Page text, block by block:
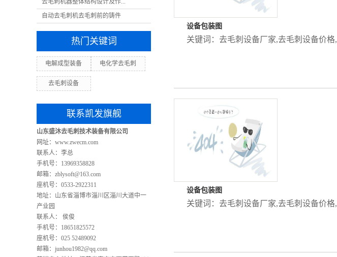
去毛刺机器整体结构设计及作...
自动去毛刺机去毛刺前的铸件
热门关键词
电解成型装备 电化学去毛刺
去毛刺设备
联系凯发旗舰
山东盛沐去毛刺技术装备有限公司
网址：www.zwecm.com
联系人：李总
手机号：13969358828
邮箱： zblysoft@163.com
座机号：0533-2922311
地址：山东省淄博市淄川区淄川大道中一
产业园
联系人： 侯俊
手机号：18651825572
座机号：025 52489092
邮箱： junhou1982@qq.com
设备包装图
关键词： 去毛刺设备厂家,去毛刺设备价格,
设备包装图
关键词： 去毛刺设备厂家,去毛刺设备价格,